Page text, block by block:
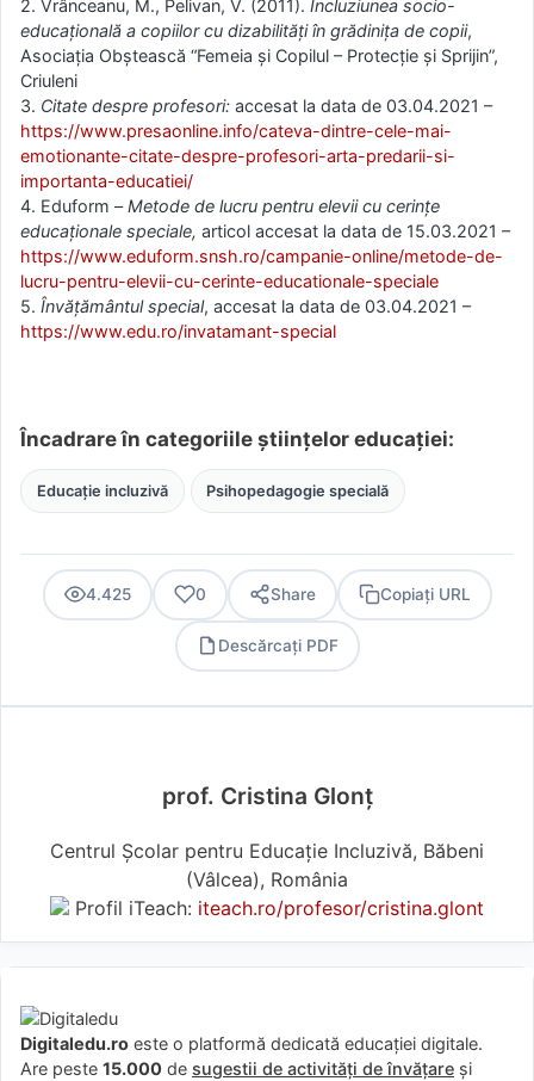
2. Vrânceanu, M., Pelivan, V. (2011). Incluziunea socio-
educațională a copiilor cu dizabilități în grădinița de copii,
Asociaţia Obştească “Femeia şi Copilul – Protecţie şi Sprijin”,
Criuleni
3. Citate despre profesori: accesat la data de 03.04.2021 –
https://www.presaonline.info/cateva-dintre-cele-mai-
emotionante-citate-despre-profesori-arta-predarii-si-
importanta-educatiei/
4. Eduform –Metode de lucru pentru elevii cu cerințe
educaționale speciale, articol accesat la data de 15.03.2021 –
https://www.eduform.snsh.ro/campanie-online/metode-de-
lucru-pentru-elevii-cu-cerinte-educationale-speciale
5. Învățământul special, accesat la data de 03.04.2021 –
https://www.edu.ro/invatamant-special
Încadrare în categoriile științelor educației:
Educație incluzivă Psihopedagogie specială
4.425 0 Share Copiați URL
Descărcați PDF
prof. Cristina Glonț
Centrul Școlar pentru Educație Incluzivă, Băbeni
(Vâlcea), România
Profil iTeach: iteach.ro/profesor/cristina.glont
Digitaledu.ro este o platformă dedicată educației digitale.
Are peste 15.000 de sugestii de activități de învățare și